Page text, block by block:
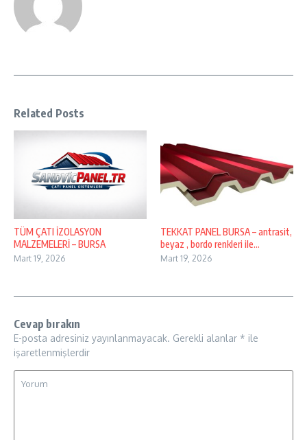
Related Posts
TÜM ÇATI İZOLASYON
MALZEMELERİ – BURSA
Mart 19, 2026
TEKKAT PANEL BURSA – antrasit,
beyaz , bordo renkleri ile…
Mart 19, 2026
Cevap bırakın
E-posta adresiniz yayınlanmayacak. Gerekli alanlar * ile
işaretlenmişlerdir